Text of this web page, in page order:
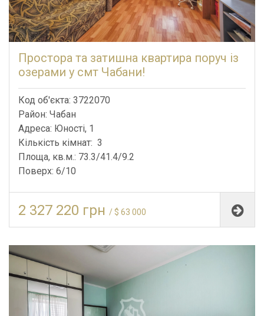
Простора та затишна квартира поруч із
озерами у смт Чабани!
Код об'єкта: 3722070
Район: Чабан
Адреса: Юності, 1
Кількість кімнат: 3
Площа, кв.м.: 73.3/41.4/9.2
Поверх: 6/10
2 327 220 грн / $ 63 000